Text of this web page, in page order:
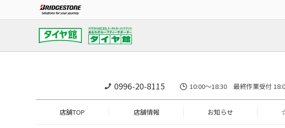
0996-20-8115 10:00～18:30 最終作業受付
店舗TOP 店舗情報 お知らせ